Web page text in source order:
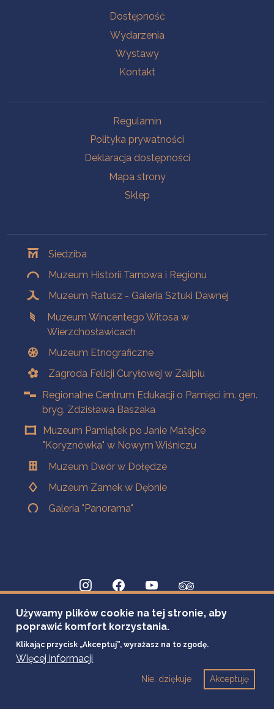
Dostępność
Wydarzenia
Wystawy
Kontakt
Regulamin
Polityka prywatności
Deklaracja dostępności
Mapa strony
Sklep
Siedziba
Muzeum Historii Tarnowa i Regionu
Muzeum Ratusz - Galeria Sztuki Dawnej
Muzeum Wincentego Witosa w
Wierzchosławicach
Muzeum Etnograficzne
Zagroda Felicji Curyłowej w Zalipiu
Regionalne Centrum Edukacji o Pamięci im. gen.
bryg. Zdzisława Baszaka
Muzeum Pamiątek po Janie Matejce
"Koryznówka" w Nowym Wiśniczu
Muzeum Dwór w Dołędze
Muzeum Zamek w Dębnie
Galeria "Panorama"
Używamy plików cookie na tej stronie, aby
poprawić komfort korzystania.
Klikając przycisk „Akceptuj”, wyrażasz na to zgodę.
Więcej informacji
Akceptuję
Nie, dziękuje